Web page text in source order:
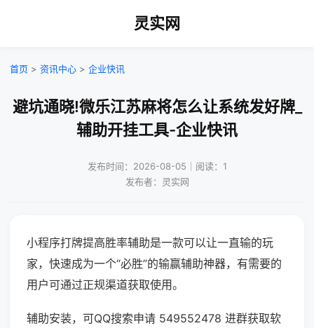
灵实网
首页 > 资讯中心 > 企业快讯
避坑通晓!微乐江苏麻将怎么让系统发好牌_
辅助开挂工具-企业快讯
发布时间：2026-08-05｜阅读：1
发布者：灵实网
小程序打牌提高胜率辅助是一款可以让一直输的玩
家，快速成为一个“必胜”的输赢辅助神器，有需要的
用户可通过正规渠道获取使用。
辅助安装，可QQ搜索申请 549552478 进群获取软